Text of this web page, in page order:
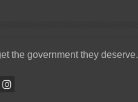
the government they deserve.